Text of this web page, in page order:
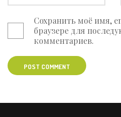
Сохранить моё имя,
браузере для
комментариев.
POST COMMENT